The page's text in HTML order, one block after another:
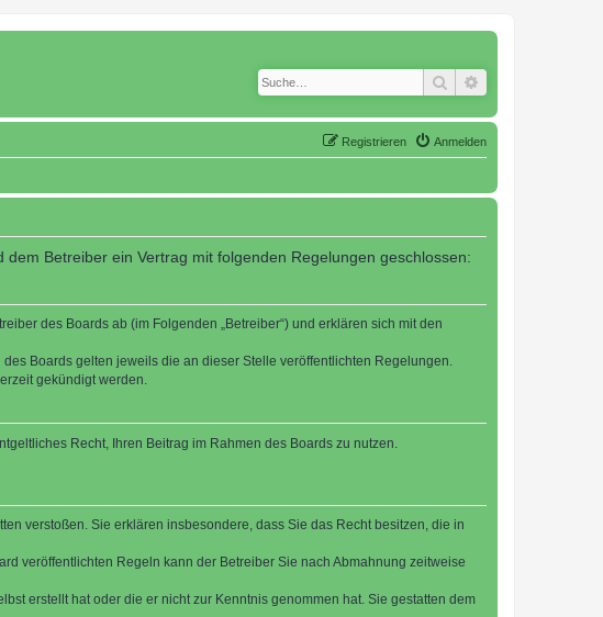
Suche
Anmelden
Registrieren
Betreiber ein Vertrag mit folgenden Regelungen geschlossen:
des Boards ab (im Folgenden „Betreiber“) und erklären sich mit den
Boards gelten jeweils die an dieser Stelle veröffentlichten Regelungen.
gekündigt werden.
Recht, Ihren Beitrag im Rahmen des Boards zu nutzen.
verstoßen. Sie erklären insbesondere, dass Sie das Recht besitzen, die in
veröffentlichten Regeln kann der Betreiber Sie nach Abmahnung zeitweise
erstellt hat oder die er nicht zur Kenntnis genommen hat. Sie gestatten dem